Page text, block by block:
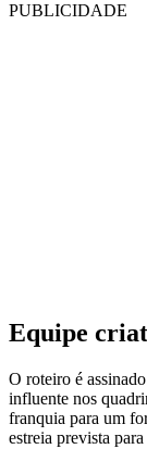
PUBLICIDADE
Equipe
O roteiro é
influente nos
franquia para um
estreia prevista